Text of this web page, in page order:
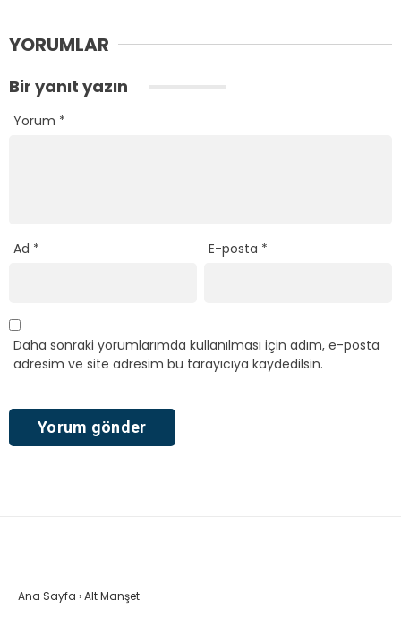
YORUMLAR
Bir yanıt yazın
Yorum *
Ad * E-posta *
Daha sonraki yorumlarımda kullanılması için adım, e-posta
adresim ve site adresim bu tarayıcıya kaydedilsin.
Ana Sayfa ›Alt Manşet